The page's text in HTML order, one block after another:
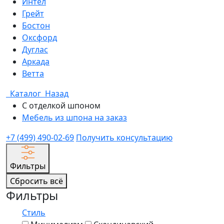
Грейт
Бостон
Оксфорд
Дуглас
Аркада
Ветта
Каталог Назад
С отделкой шпоном
Мебель из шпона на заказ
+7 (499) 490-02-69 Получить консультацию
Фильтры
Сбросить всё
Фильтры
Стиль